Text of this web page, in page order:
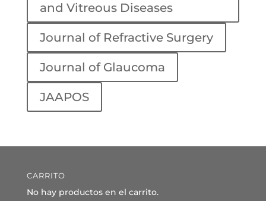
and Vitreous Diseases
Journal of Refractive Surgery
Journal of Glaucoma
JAAPOS
CARRITO
No hay productos en el carrito.